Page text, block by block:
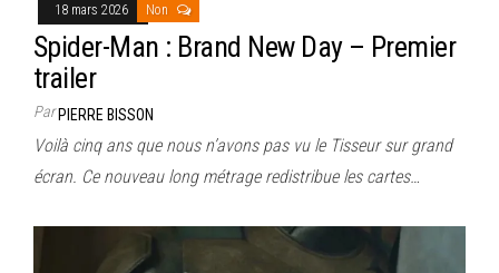
18 mars 2026 Non
Spider-Man : Brand New Day – Premier
trailer
ParPIERRE BISSON
Voilà cinq ans que nous n’avons pas vu le Tisseur sur grand
écran. Ce nouveau long métrage redistribue les cartes…